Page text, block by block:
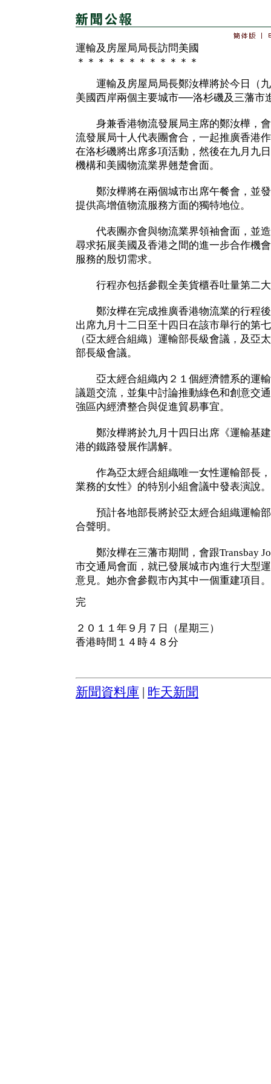
運輸及房屋局局長訪問美國
＊＊＊＊＊＊＊＊＊＊＊＊
運輸及房屋局局長鄭汝樺將於今日（九
美國西岸兩個主要城市──洛杉磯及三藩市
身兼香港物流發展局主席的鄭汝樺，會
流發展局十人代表團會合，一起推廣香港
在洛杉磯將出席多項活動，然後在九月九
機構和美國物流業界翹楚會面。
鄭汝樺將在兩個城市出席午餐會，並發
提供高增值物流服務方面的獨特地位。
代表團亦會與物流業界領袖會面，並造
尋求拓展美國及香港之間的進一步合作機
服務的殷切需求。
行程亦包括參觀全美貨櫃吞吐量第二大
鄭汝樺在完成推廣香港物流業的行程後
出席九月十二日至十四日在該市舉行的第
（亞太經合組織）運輸部長級會議，及亞
部長級會議。
亞太經合組織內２１個經濟體系的運輸
議題交流，並集中討論推動綠色和創意交
強區內經濟整合與促進貿易事宜。
鄭汝樺將於九月十四日出席《運輸基建
港的鐵路發展作講解。
作為亞太經合組織唯一女性運輸部長，
業務的女性》的特別小組會議中發表演說。
預計各地部長將於亞太經合組織運輸部
合聲明。
鄭汝樺在三藩市期間，會跟Transbay
市交通局會面，就已發展城市內進行大型
意見。她亦會參觀市內其中一個重建項目。
完
２０１１年９月７日（星期三）
香港時間１４時４８分
新聞資料庫 昨天新聞